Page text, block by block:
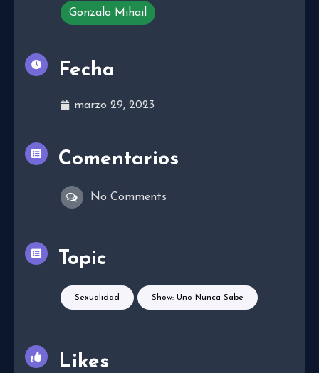
Gonzalo Mihail
Fecha
marzo 29, 2023
Comentarios
No Comments
Topic
Sexualidad Show: Uno Nunca Sabe
Likes